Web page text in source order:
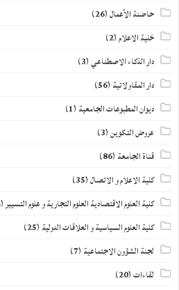
حاضنة الأعمال(26)
خلية الاعلام(2)
دار الذكاء الاصطناعي(3)
دار المقاولاتية (56)
ديوان المطبوعات الجامعية (1)
عروض التكوين(3)
قناة الجامعة (86)
كلية الاعلام و الاتصال(35)
كلية العلوم الاقتصادية العلوم التجارية و علوم التسيير(54)
كلية العلوم السياسية و العلاقات الدولية (25)
لجنة الشؤون الاجتماعية (7)
لقاءات(20)